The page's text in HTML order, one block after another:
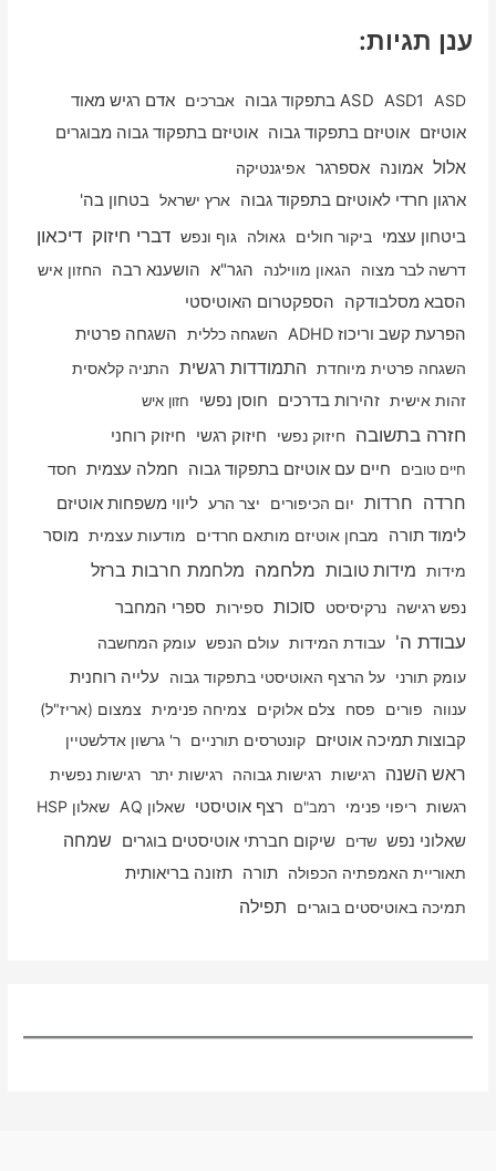
ענן תגיות:
ASD
ASD1 ASD בתפקוד גבוה אברכים אדם רגיש מאוד
אוטיזם אוטיזם בתפקוד גבוה אוטיזם בתפקוד גבוה מבוגרים
אלול אמונה אספרגר אפיגנטיקה
ארגון חרדי לאוטיזם בתפקוד גבוה ארץ ישראל בטחון בה'
ביטחון עצמי ביקור חולים גאולה גוף ונפש דברי חיזוק דיכאון
דרשה לבר מצוה הגאון מווילנה הגר"א הושענא רבה החזון איש
הסבא מסלבודקה
הספקטרום האוטיסטי
הפרעת קשב וריכוז ADHD
השגחה כללית השגחה פרטית
השגחה פרטית מיוחדת התמודדות רגשית התניה קלאסית
זהות אישית זהירות בדרכים חוסן נפשי חזון איש
חזרה בתשובה חיזוק נפשי חיזוק רגשי חיזוק רוחני
חיים טובים חיים עם אוטיזם בתפקוד גבוה חמלה עצמית חסד
חרדה חרדות יום הכיפורים יצר הרע ליווי משפחות אוטיזם
לימוד תורה
מבחן אוטיזם מותאם חרדים מודעות עצמית מוסר
מידות מידות טובות מלחמה מלחמת חרבות ברזל
נפש רגישה נרקיסיסט סוכות ספירות ספרי המחבר
עבודת ה' עבודת המידות עולם הנפש עומק המחשבה
עומק תורני על הרצף האוטיסטי בתפקוד גבוה עלייה רוחנית
ענווה פורים פסח צלם אלוקים צמיחה פנימית צמצום (אריז"ל)
קבוצות תמיכה אוטיזם קונטרסים תורניים ר' גרשון אדלשטיין
ראש השנה רגישות רגישות גבוהה רגישות יתר רגישות נפשית
רגשות ריפוי פנימי רמב"ם רצף אוטיסטי שאלון AQ שאלון HSP
שאלוני נפש שדים שיקום חברתי אוטיסטים בוגרים שמחה
תאוריית האמפתיה הכפולה תורה תזונה בריאותית
תמיכה באוטיסטים בוגרים תפילה